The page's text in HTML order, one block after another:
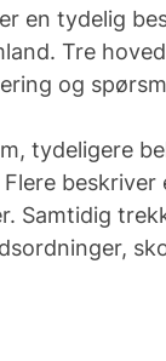
en tydelig
Tre
og
tydeligere
beskriver
Samtidig